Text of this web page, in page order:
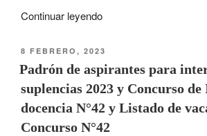
Continuar leyendo
8 FEBRERO, 2023
Padrón de aspirantes para
suplencias 2023 y Concurso de
docencia N°42 y Listado de
Concurso N°42